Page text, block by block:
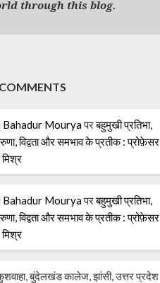
through this blog.
Bahadur Mouryaपरबहुमुखी प्रतिभा,
विद्वता और समभाव के प्रतीक : प्रोफ़ेसर
Bahadur Mouryaपरबहुमुखी प्रतिभा,
विद्वता और समभाव के प्रतीक : प्रोफ़ेसर
बुंदेलखंड कालेज, झांसी, उत्तर प्रदेश